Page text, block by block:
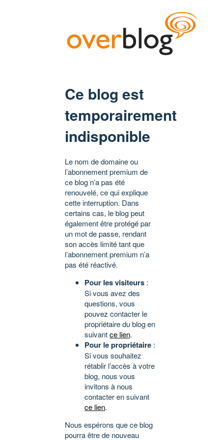
Ce blog est
temporairement
indisponible
Le nom de domaine ou
l’abonnement premium de
ce blog n’a pas été
renouvelé, ce qui explique
cette interruption. Dans
certains cas, le blog peut
également être protégé par
un mot de passe, rendant
son accès limité tant que
l’abonnement premium n’a
pas été réactivé.
Pour les visiteurs :
Si vous avez des
questions, vous
pouvez contacter le
propriétaire du blog en
suivantce lien.
Pour le propriétaire :
Si vous souhaitez
rétablir l’accès à votre
blog, nous vous
invitons à nous
contacter en suivant
ce lien.
Nous espérons que ce blog
pourra être de nouveau